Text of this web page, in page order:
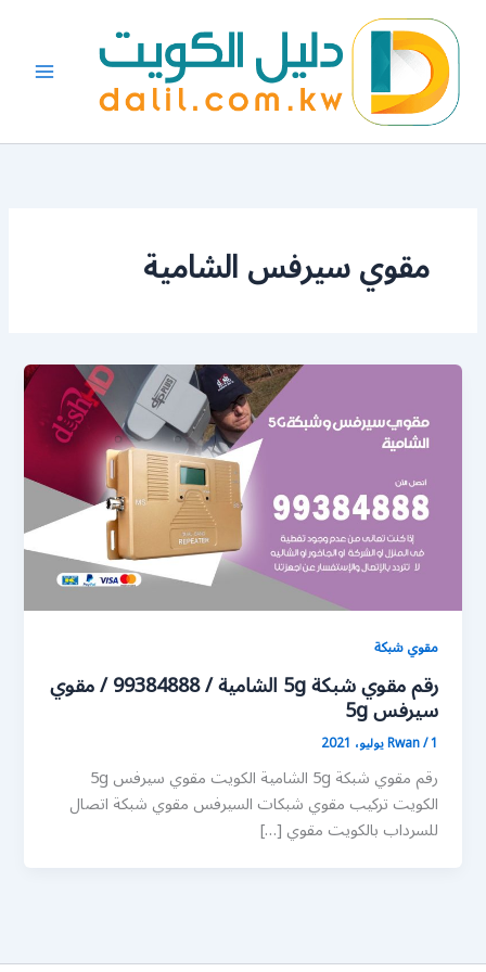
المحتوى
مقوي سيرفس الشامية
مقوي شبكة
رقم مقوي شبكة 5g الشامية / 99384888 / مقوي
سيرفس 5g
Rwan/1 يوليو، 2021
رقم مقوي شبكة 5g الشامية الكويت مقوي سيرفس 5g
الكويت تركيب مقوي شبكات السيرفس مقوي شبكة اتصال
للسرداب بالكويت مقوي […]